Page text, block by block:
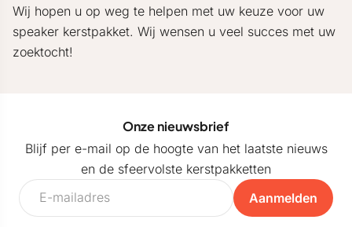
Wij hopen u op weg te helpen met uw keuze voor uw
speaker kerstpakket. Wij wensen u veel succes met uw
zoektocht!
Onze nieuwsbrief
Blijf per e-mail op de hoogte van het laatste nieuws
en de sfeervolste kerstpakketten
Aanmelden